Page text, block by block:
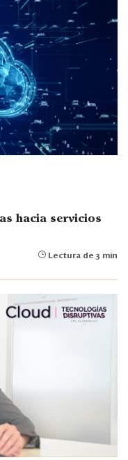
hacia servicios
Lectura de 3 min